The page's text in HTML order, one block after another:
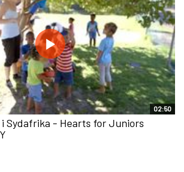
02:50
Sydafrika - Hearts for Juniors